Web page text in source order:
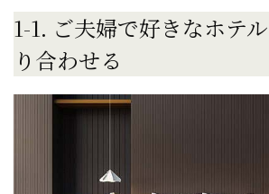
1-1. ご夫婦で好きなホテ
り合わせる